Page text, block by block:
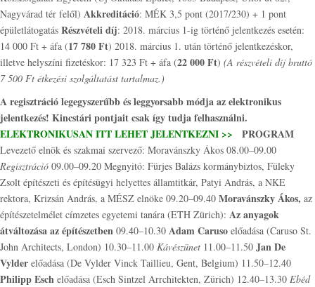
Nagyvárad tér felől) Akkreditáció: MÉK 3,5 pont (2017/230) + 1 pont
épületlátogatás Részvételi díj: 2018. március 1-ig történő jelentkezés esetén:
14 000 Ft + áfa (17 780 Ft) 2018. március 1. után történő jelentkezéskor,
illetve helyszíni fizetéskor: 17 323 Ft + áfa (22 000 Ft) (A részvételi díj bruttó
7 500 Ft étkezési szolgáltatást tartalmaz.)
A regisztráció legegyszerűbb és leggyorsabb módja az elektronikus
jelentkezés! Kincstári pontjait csak így tudja felhasználni.
ELEKTRONIKUSAN ITT LEHET JELENTKEZNI >>
PROGRAM
Levezető elnök és szakmai szervező: Moravánszky Ákos 08.00–09.00
Regisztráció 09.00–09.20 Megnyitó: Fürjes Balázs kormánybiztos, Füleky
Zsolt építészeti és építésügyi helyettes államtitkár, Patyi András, a NKE
rektora, Krizsán András, a MÉSZ elnöke 09.20–09.40 Moravánszky Ákos, az
építészetelmélet címzetes egyetemi tanára (ETH Zürich): Az anyagok
átváltozása az építészetben 09.40–10.30 Adam Caruso előadása (Caruso St.
John Architects, London) 10.30–11.00 Kávészünet 11.00–11.50 Jan De
Vylder előadása (De Vylder Vinck Taillieu, Gent, Belgium) 11.50–12.40
Philipp Esch előadása (Esch Sintzel Arrchitekten, Zürich) 12.40–13.30 Ebéd